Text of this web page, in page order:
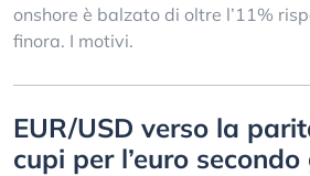
onshore è balzato di oltre l’11%
finora. I motivi.
EUR/USD verso la
cupi per l’euro